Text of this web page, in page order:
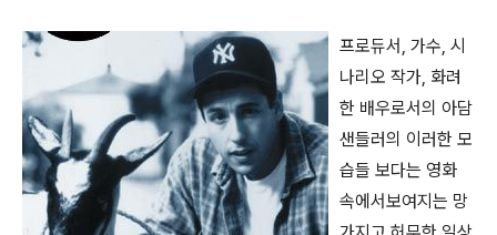
프로듀서, 가수, 시
나리오 작가, 화려
한 배우로서의 아담
샌들러의 이러한 모
습들 보다는 영화
속에서보여지는 망